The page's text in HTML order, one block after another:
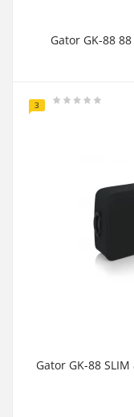
Gator GK-88
3
Gator GK-88